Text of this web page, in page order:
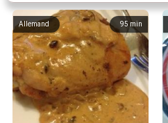
95 min
Allemand